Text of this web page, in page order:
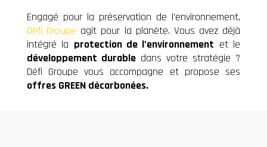
Engagé pour la préservation de l’environnement,
Défi Groupe agit pour la planète. Vous avez déjà
intégré la protection de l’environnement et le
développement durabledans votre stratégie ?
Défi Groupe vous accompagne et propose ses
offres GREEN décarbonées.